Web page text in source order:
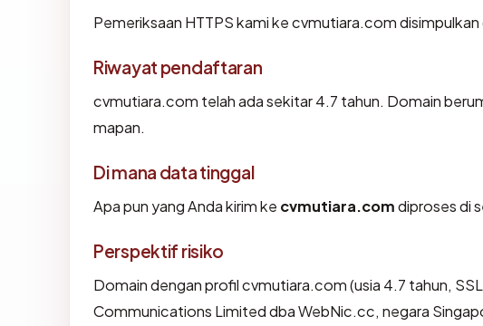
Pemeriksaan HTTPS kami ke cvmutiara.com disimpulkan
Riwayat pendaftaran
cvmutiara.com telah ada sekitar 4.7 tahun. Domain
mapan.
Di mana data tinggal
Apa pun yang Anda kirim ke cvmutiara.comdiproses di
Perspektif risiko
Domain dengan profil cvmutiara.com (usia 4.7 tahun,
Communications Limited dba WebNic.cc, negara